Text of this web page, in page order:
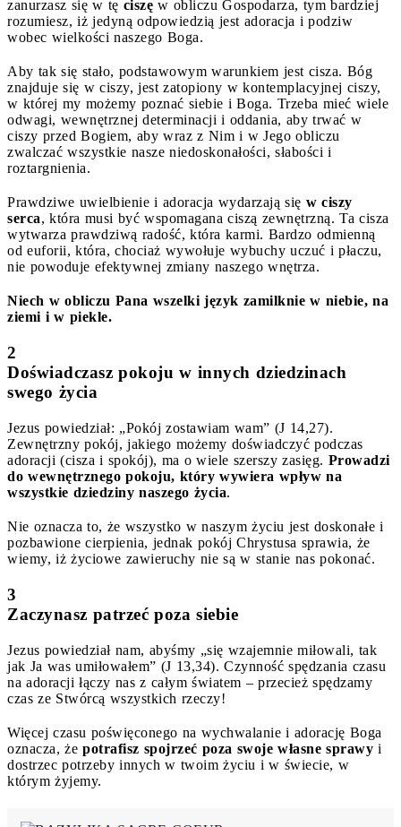
zanurzasz się w tę ciszę w obliczu Gospodarza, tym bardziej
rozumiesz, iż jedyną odpowiedzią jest adoracja i podziw
wobec wielkości naszego Boga.
Aby tak się stało, podstawowym warunkiem jest cisza. Bóg
znajduje się w ciszy, jest zatopiony w kontemplacyjnej ciszy,
w której my możemy poznać siebie i Boga. Trzeba mieć wiele
odwagi, wewnętrznej determinacji i oddania, aby trwać w
ciszy przed Bogiem, aby wraz z Nim i w Jego obliczu
zwalczać wszystkie nasze niedoskonałości, słabości i
roztargnienia.
Prawdziwe uwielbienie i adoracja wydarzają się w ciszy
serca, która musi być wspomagana ciszą zewnętrzną. Ta cisza
wytwarza prawdziwą radość, która karmi. Bardzo odmienną
od euforii, która, chociaż wywołuje wybuchy uczuć i płaczu,
nie powoduje efektywnej zmiany naszego wnętrza.
Niech w obliczu Pana wszelki język zamilknie w niebie, na
ziemi i w piekle.
2
Doświadczasz pokoju w innych dziedzinach
swego życia
Jezus powiedział: „Pokój zostawiam wam” (J 14,27).
Zewnętrzny pokój, jakiego możemy doświadczyć podczas
adoracji (cisza i spokój), ma o wiele szerszy zasięg. Prowadzi
do wewnętrznego pokoju, który wywiera wpływ na
wszystkie dziedziny naszego życia.
Nie oznacza to, że wszystko w naszym życiu jest doskonałe i
pozbawione cierpienia, jednak pokój Chrystusa sprawia, że
wiemy, iż życiowe zawieruchy nie są w stanie nas pokonać.
3
Zaczynasz patrzeć poza siebie
Jezus powiedział nam, abyśmy „się wzajemnie miłowali, tak
jak Ja was umiłowałem” (J 13,34). Czynność spędzania czasu
na adoracji łączy nas z całym światem – przecież spędzamy
czas ze Stwórcą wszystkich rzeczy!
Więcej czasu poświęconego na wychwalanie i adorację Boga
oznacza, że potrafisz spojrzeć poza swoje własne sprawy i
dostrzec potrzeby innych w twoim życiu i w świecie, w
którym żyjemy.